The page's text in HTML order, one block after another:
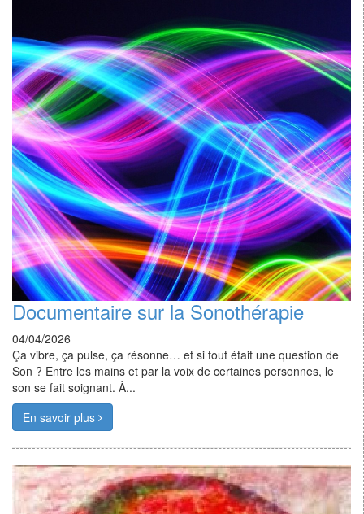
Documentaire sur la Sonothérapie
04/04/2026
Ça vibre, ça pulse, ça résonne… et si tout était une question de
Son ? Entre les mains et par la voix de certaines personnes, le
son se fait soignant. À...
En savoir plus